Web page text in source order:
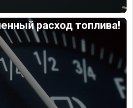
расход топлива!